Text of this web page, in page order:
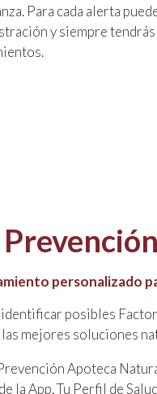
Para cada alerta
y siempre
personalizado
identificar posibles
mejores soluciones
Apoteca
la App. Tu Perfil de